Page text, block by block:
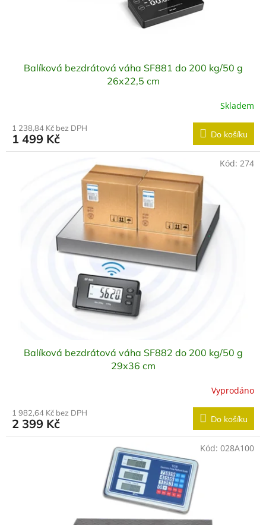
Balíková bezdrátová váha SF881 do 200 kg/50 g
26x22,5 cm
Skladem
1 238,84 Kč bez DPH
1 499 Kč Do košíku
Balíková bezdrátová váha SF882 do 200 kg/50 g
29x36 cm
Vyprodáno
1 982,64 Kč bez DPH
2 399 Kč Do košíku
Kód: 274
Kód: 028A100